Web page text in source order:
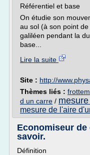
Référentiel et base
On étudie son
au sol (à son point
galiléen pendant la
base...
Lire la suite
Site : http://
Thèmes liés :
d un carre /
mesure de l'aire
Economiseur
savoir.
Définition